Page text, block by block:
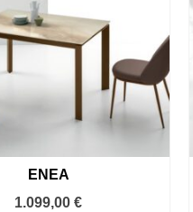
ENEA
1.099,00€